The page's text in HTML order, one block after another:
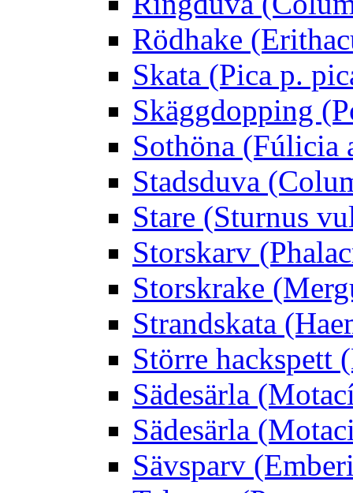
Rödhake
Skata (Pica p.
Skäggdopping
Sothöna (Fúlicia
Stadsduva
Stare (Sturnus
Storskarv
Storskrake
Strandskata
Större hackspett
Sädesärla
Sädesärla
Sävsparv